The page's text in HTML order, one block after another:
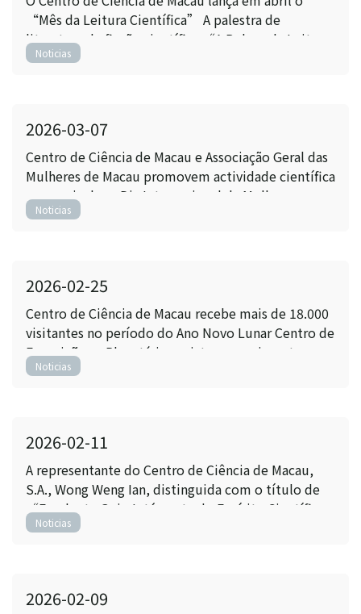
“Mês da Leitura Científica” A palestra de
literatura de ficção científica “A Beleza da Leitura
da Ficção Científica” realiza-se também em
Noticias
2026-03-07
Centro de Ciência de Macau e Associação Geral das
Mulheres de Macau promovem actividade científica
para assinalar o Dia Internacional da Mulher
Homenagem à força tecnológica feminina e
Noticias
2026-02-25
Centro de Ciência de Macau recebe mais de 18.000
visitantes no período do Ano Novo Lunar Centro de
Exposições e Planetário registam crescimento
homólogo de 5,6%
Noticias
2026-02-11
A representante do Centro de Ciência de Macau,
S.A., Wong Weng Ian, distinguida com o título de
“Excelente Guia-Intérprete do Espírito Científico
Nacional”
Noticias
2026-02-09